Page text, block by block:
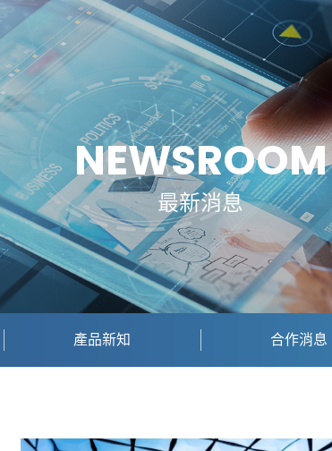
NEWSROOM
最新消息
產品新知 合作消息